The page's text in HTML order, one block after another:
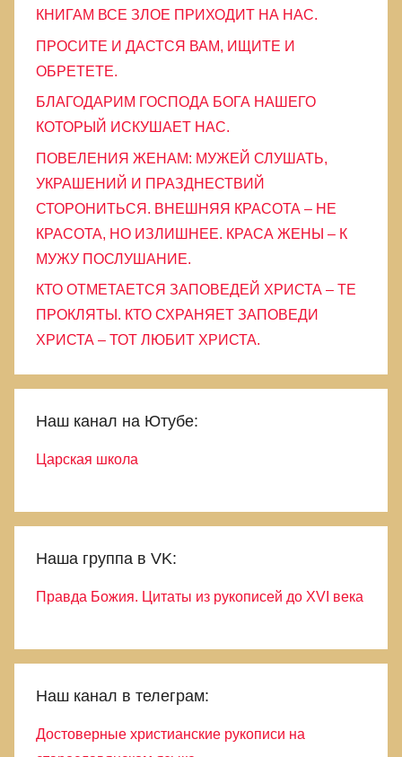
и
КНИГАМ ВСЕ ЗЛОЕ ПРИХОДИТ НА НАС.
ПРОСИТЕ И ДАСТСЯ ВАМ, ИЩИТЕ И
ОБРЕТЕТЕ.
БЛАГОДАРИМ ГОСПОДА БОГА НАШЕГО
КОТОРЫЙ ИСКУШАЕТ НАС.
ПОВЕЛЕНИЯ ЖЕНАМ: МУЖЕЙ СЛУШАТЬ,
УКРАШЕНИЙ И ПРАЗДНЕСТВИЙ
СТОРОНИТЬСЯ. ВНЕШНЯЯ КРАСОТА – НЕ
КРАСОТА, НО ИЗЛИШНЕЕ. КРАСА ЖЕНЫ – К
МУЖУ ПОСЛУШАНИЕ.
КТО ОТМЕТАЕТСЯ ЗАПОВЕДЕЙ ХРИСТА – ТЕ
ПРОКЛЯТЫ. КТО СХРАНЯЕТ ЗАПОВЕДИ
ХРИСТА – ТОТ ЛЮБИТ ХРИСТА.
Наш канал на Ютубе:
Царская школа
Наша группа в VK:
Правда Божия. Цитаты из рукописей до XVI века
Наш канал в телеграм:
Достоверные христианские рукописи на